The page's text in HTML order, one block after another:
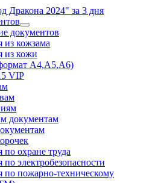
Дракона 2024" за 3 дня
документов
из кожзама
из кожи
А4,А5,А6)
VIP
документам
по охране труда
по электробезопасности
по пожарно-техническому